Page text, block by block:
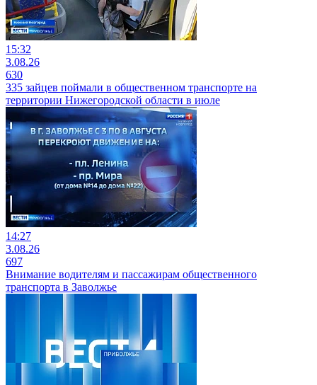
15:32
3.08.26
630
335 зайцев поймали в общественном транспорте на
территории Нижегородской области в июле
14:27
3.08.26
697
Внимание водителям и пассажирам общественного
транспорта в Заволжье